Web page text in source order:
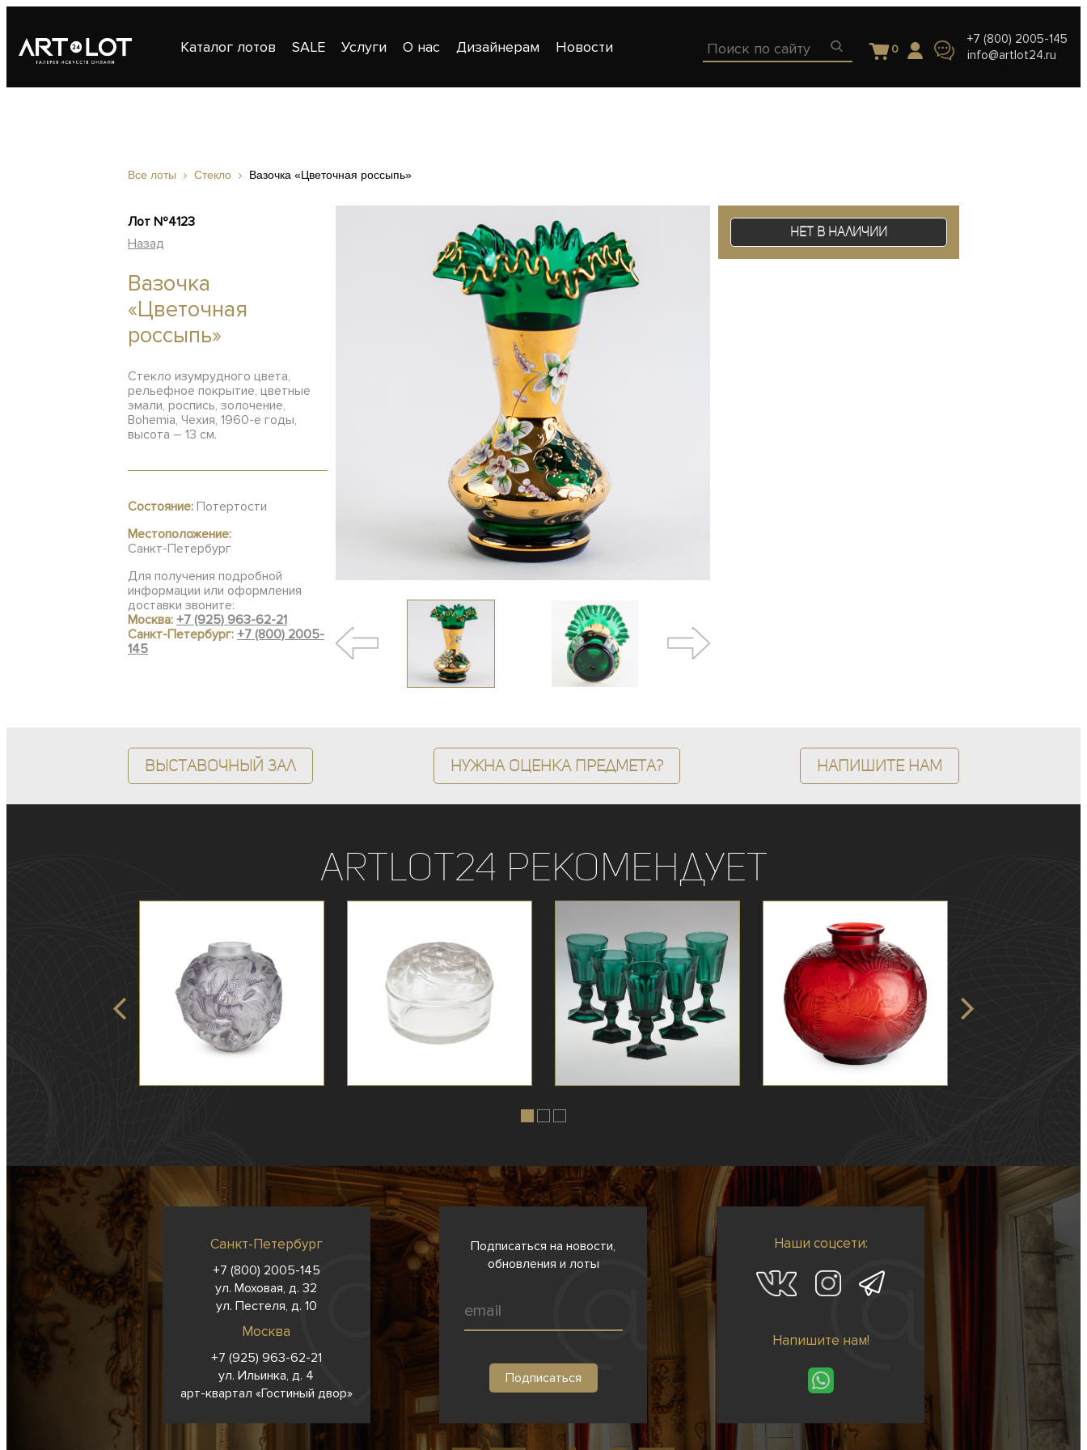
Каталог лотов SALE Услуги О нас Дизайнерам Новости 0
+7 (800) 2005-145
info@artlot24.ru
Все лоты Стекло Вазочка «Цветочная россыпь»
Лот №4123
Назад
Вазочка
«Цветочная
россыпь»
Стекло изумрудного цвета,
рельефное покрытие, цветные
эмали, роспись, золочение,
Bohemia, Чехия, 1960-е годы,
высота – 13 см.
Состояние: Потертости
Местоположение:
Санкт-Петербург
Для получения подробной
информации или оформления
доставки звоните:
Москва: +7 (925) 963-62-21
Санкт-Петербург: +7 (800) 2005-
145
Нет в наличии
Выставочный зал Нужна оценка предмета? Напишите нам
ArtLot24 рекомендует
Санкт-Петербург
+7 (800) 2005-145
ул. Моховая, д. 32
ул. Пестеля, д. 10
Москва
+7 (925) 963-62-21
ул. Ильинка, д. 4
арт-квартал «Гостиный двор»
Подписаться на новости,
обновления и лоты
Наши соцсети:
Напишите нам!